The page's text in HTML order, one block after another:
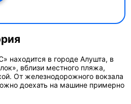
находится в городе Алушта, в
вблизи местного пляжа,
От железнодорожного вокзала
доехать на машине примерно